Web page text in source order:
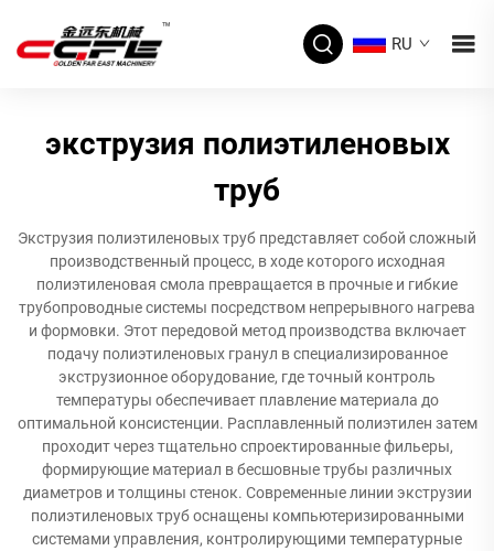
RU
экструзия полиэтиленовых
труб
Экструзия полиэтиленовых труб представляет собой сложный
производственный процесс, в ходе которого исходная
полиэтиленовая смола превращается в прочные и гибкие
трубопроводные системы посредством непрерывного нагрева
и формовки. Этот передовой метод производства включает
подачу полиэтиленовых гранул в специализированное
экструзионное оборудование, где точный контроль
температуры обеспечивает плавление материала до
оптимальной консистенции. Расплавленный полиэтилен затем
проходит через тщательно спроектированные фильеры,
формирующие материал в бесшовные трубы различных
диаметров и толщины стенок. Современные линии экструзии
полиэтиленовых труб оснащены компьютеризированными
системами управления, контролирующими температурные